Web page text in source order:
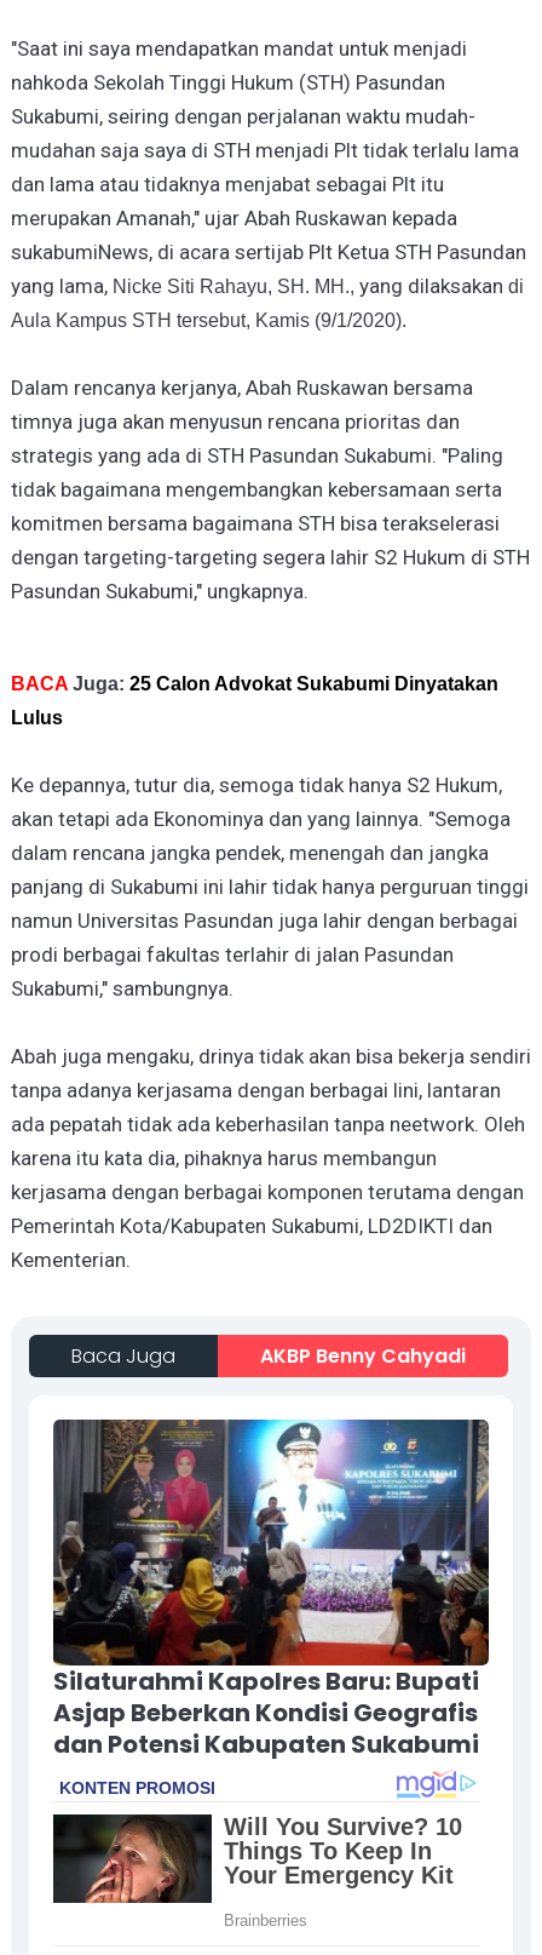
"Saat ini saya mendapatkan mandat untuk menjadi
nahkoda Sekolah Tinggi Hukum (STH) Pasundan
Sukabumi, seiring dengan perjalanan waktu mudah-
mudahan saja saya di STH menjadi Plt tidak terlalu lama
dan lama atau tidaknya menjabat sebagai Plt itu
merupakan Amanah," ujar Abah Ruskawan kepada
sukabumiNews, di acara sertijab Plt Ketua STH Pasundan
yang lama, Nicke Siti Rahayu, SH. MH., yang dilaksakan di
Aula Kampus STH tersebut, Kamis (9/1/2020).
Dalam rencanya kerjanya, Abah Ruskawan bersama
timnya juga akan menyusun rencana prioritas dan
strategis yang ada di STH Pasundan Sukabumi. "Paling
tidak bagaimana mengembangkan kebersamaan serta
komitmen bersama bagaimana STH bisa terakselerasi
dengan targeting-targeting segera lahir S2 Hukum di STH
Pasundan Sukabumi," ungkapnya.
BACAJuga: 25 Calon Advokat Sukabumi Dinyatakan
Lulus
Ke depannya, tutur dia, semoga tidak hanya S2 Hukum,
akan tetapi ada Ekonominya dan yang lainnya. "Semoga
dalam rencana jangka pendek, menengah dan jangka
panjang di Sukabumi ini lahir tidak hanya perguruan tinggi
namun Universitas Pasundan juga lahir dengan berbagai
prodi berbagai fakultas terlahir di jalan Pasundan
Sukabumi," sambungnya.
Abah juga mengaku, drinya tidak akan bisa bekerja sendiri
tanpa adanya kerjasama dengan berbagai lini, lantaran
ada pepatah tidak ada keberhasilan tanpa neetwork. Oleh
karena itu kata dia, pihaknya harus membangun
kerjasama dengan berbagai komponen terutama dengan
Pemerintah Kota/Kabupaten Sukabumi, LD2DIKTI dan
Kementerian.
Baca Juga AKBP Benny Cahyadi
Silaturahmi Kapolres Baru: Bupati
Asjap Beberkan Kondisi Geografis
dan Potensi Kabupaten Sukabumi